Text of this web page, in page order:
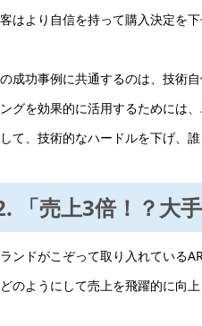
はより自信を持って購入決定を下
成功事例に共通するのは、技術
グを効果的に活用するためには
て、技術的なハードルを下げ、
「売上3倍！？大
ンドがこぞって取り入れている
のようにして売上を飛躍的に向上